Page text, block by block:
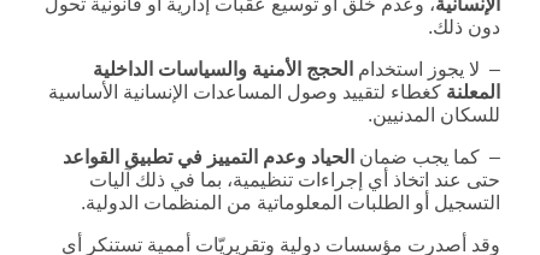
الإنسانية، وعدم خلق أو توسيع عقبات إدارية أو قانونية تحول
دون ذلك.
– لا يجوز استخدام الحجج الأمنية والسياسات الداخلية
المعلنة كغطاء لتقييد وصول المساعدات الإنسانية الأساسية
للسكان المدنيين.
– كما يجب ضمان الحياد وعدم التمييز في تطبيق القواعد
حتى عند اتخاذ أي إجراءات تنظيمية، بما في ذلك آليات
التسجيل أو الطلبات المعلوماتية من المنظمات الدولية.
وقد أصدرت مؤسسات دولية وتقريريّات أممية تستنكر أي